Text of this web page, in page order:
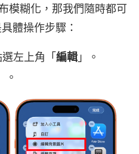
模糊化，那我們隨時都可
體操作步驟：
左上角「 編輯 」。
。